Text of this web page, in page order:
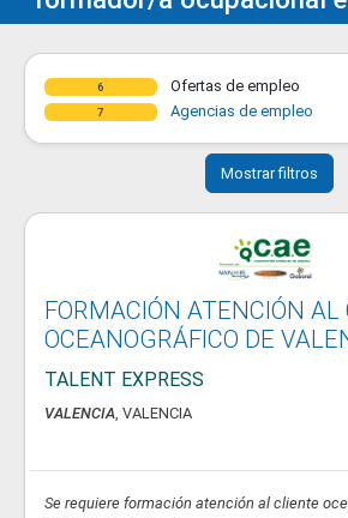
6 Ofertas de empleo
7 Agencias de empleo
Mostrar filtros
FORMACIÓN ATENCIÓN AL
OCEANOGRÁFICO DE
TALENT EXPRESS
VALENCIA, VALENCIA
Se requiere formación atención al cliente